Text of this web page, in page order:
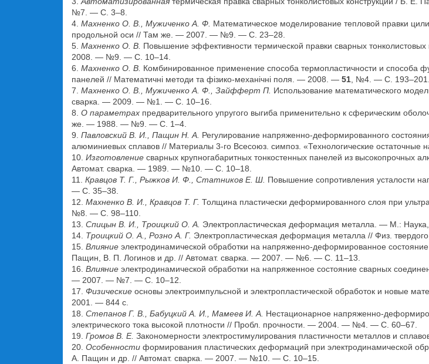
№7. — С. 3–8.
4. Махненко О. В., Мужиченко А. Ф. Математическое моделирование тепловой правки
продольной оси // Там же. — 2007. — №9. — С. 23–28.
5. Махненко О. В. Повышение эффективности термической правки сварных
2008. — №9. — С. 10–14.
6. Махненко О. В. Комбинированное применение способа термопластичности и способа
панелей // Математичні методи та фізико-механічні поля. — 2008. — 51 , №4. — С. 193–201.
7. Махненко О. В., Мужиченко А. Ф., Зайфферт П. Использование математического
сварка. — 2009. — №1. — С. 10–16.
8. О параметрах предварительного упругого выгиба применительно к сферическим
же. — 1988. — №9. — С. 1–4.
9. Павловский В. И., Пащин Н. А. Регулирование напряженно-деформированного
алюминиевых сплавов // Материалы 3-го Всесоюз. симпоз. «Технологические
10. Изготовление сварных крупногабаритных тонкостенных панелей из
Автомат. сварка. — 1989. — №10. — С. 10–18.
11. Кравцов Т. Г., Рыжков И. Ф., Статников Е. Ш. Повышение сопротивления усталости
— С. 35–38.
12. Махненко В. И., Кравцов Т. Г. Толщина пластически деформированного слоя при
№8. — С. 98–110.
13. Спицын В. И., Троицкий О. А. Электропластическая деформация металла. — М.:
14. Троицкий О. А., Розно А. Г. Электропластическая деформация металла // Физ.
15. Влияние электродинамической обработки на напряженно-деформированное
Пащин, В. П. Логинов и др. // Автомат. сварка. — 2007. — №6. — С. 11–13.
16. Влияние электродинамической обработки на напряженное состояние сварных
— 2007. — №7. — С. 10–12.
17. Физические основы электроимпульсной и электропластической обработок и
2001. — 844 с.
18. Степанов Г. В., Бабуцкий А. И., Мамеев И. А. Нестационарное напряженно-
электрического тока высокой плотности // Пробл. прочности. — 2004. — №4. — С. 60–67.
19. Громов В. Е. Закономерности электростимулирования пластичности металлов и
20. Особенности формирования пластических деформаций при электродинамической
А. Пащин и др. // Автомат. сварка. — 2007. — №10. — С. 10–15.